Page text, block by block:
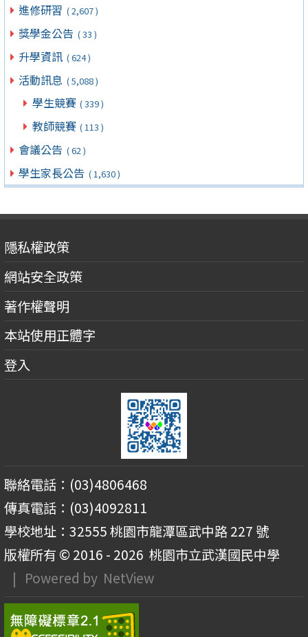
進修研習 ( 2,607 )
獎學金公告 ( 33 )
升學資訊 ( 624 )
活動訊息 ( 5,088 )
學生競賽 ( 339 )
教師競賽 ( 113 )
會議公告 ( 62 )
學生家長公告 ( 1,630 )
隱私權政策
網站安全政策
著作權聲明
本站使用正體字
登入
聯絡電話：(03)4806468
傳真電話：(03)4092811
學校地址：32555 桃園市龍潭區武中路 227 號
版權所有 © 2016 - 2026 桃園市立武漢國民中學
| Powered by NetView